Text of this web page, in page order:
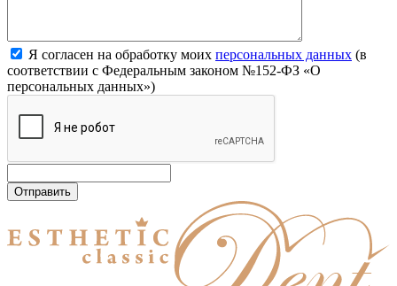
Я согласен на обработку моих персональных данных (в
соответствии с Федеральным законом №152-ФЗ «О
персональных данных»)
Отправить